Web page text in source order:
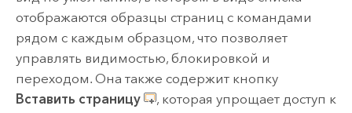
отображаются образцы страниц с командами
рядом с каждым образцом, что позволяет
управлять видимостью, блокировкой и
переходом. Она также содержит кнопку
Вставить страницу
, которая упрощает доступ к